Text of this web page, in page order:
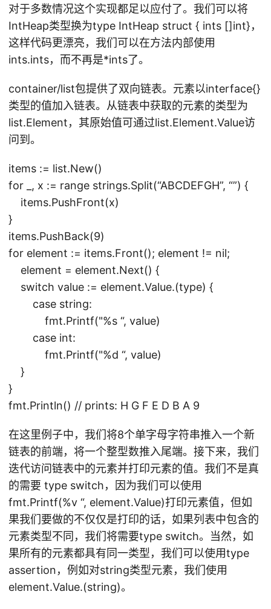
对于多数情况这个实现都足以应付了。我们可以将
IntHeap类型换为type IntHeap struct { ints []int}，
这样代码更漂亮，我们可以在方法内部使用
ints.ints，而不再是*ints了。
container/list包提供了双向链表。元素以interface{}
类型的值加入链表。从链表中获取的元素的类型为
list.Element，其原始值可通过list.Element.Value访
问到。
items := list.New()
for _, x := range strings.Split(“ABCDEFGH”, “”) {
items.PushFront(x)
}
items.PushBack(9)
for element := items.Front(); element != nil;
element = element.Next() {
switch value := element.Value.(type) {
case string:
fmt.Printf("%s “, value)
case int:
fmt.Printf("%d “, value)
}
}
fmt.Println() // prints: H G F E D B A 9
在这里例子中，我们将8个单字母字符串推入一个新
链表的前端，将一个整型数推入尾端。接下来，我们
迭代访问链表中的元素并打印元素的值。我们不是真
的需要 type switch，因为我们可以使用
fmt.Printf(%v “, element.Value)打印元素值，但如
果我们要做的不仅仅是打印的话，如果列表中包含的
元素类型不同，我们将需要type switch。当然，如
果所有的元素都具有同一类型，我们可以使用type
assertion，例如对string类型元素，我们使用
element.Value.(string)。